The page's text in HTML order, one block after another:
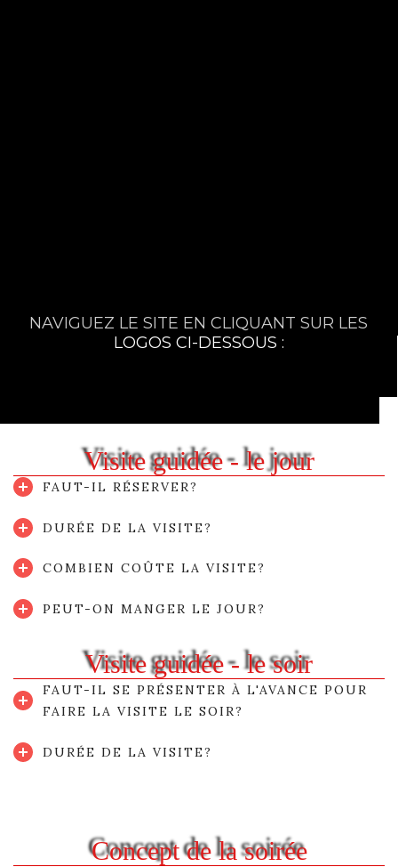
NAVIGUEZ LE SITE EN CLIQUANT SUR LES
LOGOS CI-DESSOUS :
Visite guidée - le jour
FAUT-IL RÉSERVER?
DURÉE DE LA VISITE?
COMBIEN COÛTE LA VISITE?
PEUT-ON MANGER LE JOUR?
Visite guidée - le soir
FAUT-IL SE PRÉSENTER À L'AVANCE POUR
FAIRE LA VISITE LE SOIR?
DURÉE DE LA VISITE?
Concept de la soirée